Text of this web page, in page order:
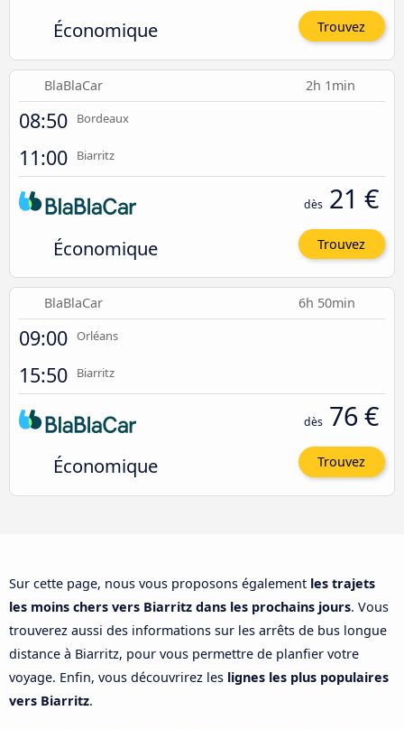
Économique Trouvez
BlaBlaCar 2h 1min
08:50 Bordeaux
11:00 Biarritz
Économique
dès 21 €
Trouvez
BlaBlaCar 6h 50min
09:00 Orléans
15:50 Biarritz
Économique
dès 76 €
Trouvez
Sur cette page, nous vous proposons également les trajets
les moins chers vers Biarritz dans les prochains jours. Vous
trouverez aussi des informations sur les arrêts de bus longue
distance à Biarritz, pour vous permettre de planfier votre
voyage. Enfin, vous découvrirez les lignes les plus populaires
vers Biarritz.